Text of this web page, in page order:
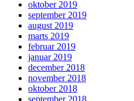
oktober 2019
september 2019
august 2019
marts 2019
februar 2019
januar 2019
december 2018
november 2018
oktober 2018
september 2018